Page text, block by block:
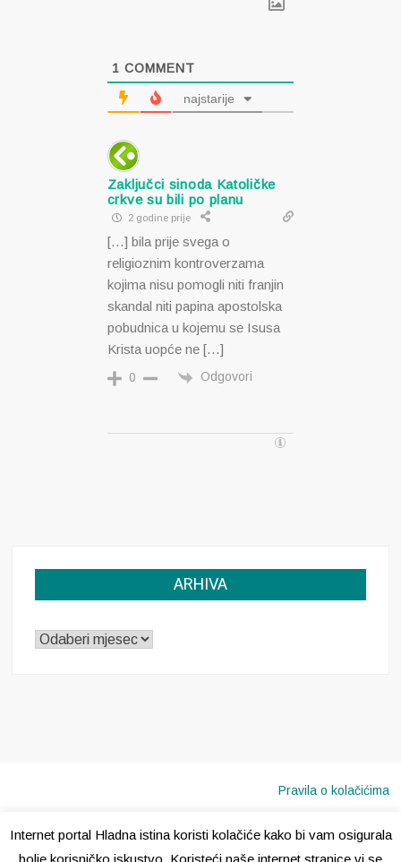
1 COMMENT
najstarije
Zaključci sinoda Katoličke
crkve su bili po planu
2 godine prije
[…] bila prije svega o
religioznim kontroverzama
kojima nisu pomogli niti franjin
skandal niti papina apostolska
pobudnica u kojemu se Isusa
Krista uopće ne […]
0 Odgovori
ARHIVA
ARHIVA
Pravila o kolačićima
Internet portal Hladna istina koristi kolačiće kako bi vam osigurala
bolje korisničko iskustvo. Koristeći naše internet stranice vi se
Copyright © 2020 · Sva prava pridržana · Hladna Istina